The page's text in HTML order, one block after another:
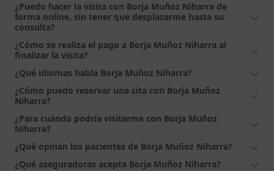
¿Puedo hacer la visita con Borja Muñoz Niharra de
forma online, sin tener que desplazarme hasta su
consulta?
¿Cómo se realiza el pago a Borja Muñoz Niharra al
finalizar la visita?
¿Qué idiomas habla Borja Muñoz Niharra?
¿Cómo puedo reservar una cita con Borja Muñoz
Niharra?
¿Para cuándo podría visitarme con Borja Muñoz
Niharra?
¿Qué opinan los pacientes de Borja Muñoz Niharra?
¿Qué aseguradoras acepta Borja Muñoz Niharra?